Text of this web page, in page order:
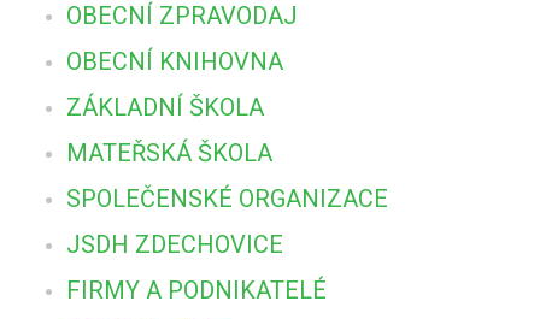
OBECNÍ ZPRAVODAJ
OBECNÍ KNIHOVNA
ZÁKLADNÍ ŠKOLA
MATEŘSKÁ ŠKOLA
SPOLEČENSKÉ ORGANIZACE
JSDH ZDECHOVICE
FIRMY A PODNIKATELÉ